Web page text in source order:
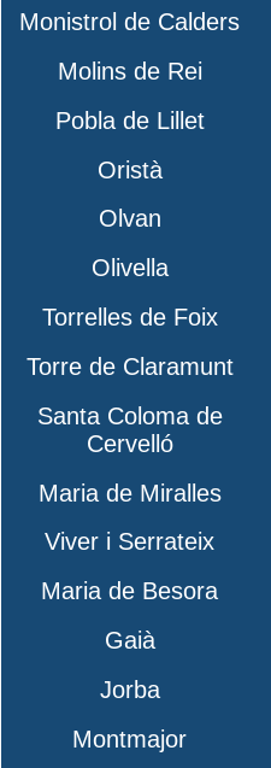
Monistrol de Calders
Molins de Rei
Pobla de Lillet
Oristà
Olvan
Olivella
Torrelles de Foix
Torre de Claramunt
Santa Coloma de
Cervelló
Maria de Miralles
Viver i Serrateix
Maria de Besora
Gaià
Jorba
Montmajor